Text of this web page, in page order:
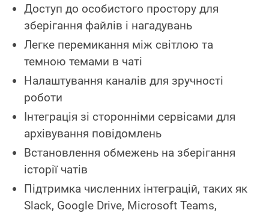
Доступ до особистого простору для
зберігання файлів і нагадувань
Легке перемикання між світлою та
темною темами в чаті
Налаштування каналів для зручності
роботи
Інтеграція зі сторонніми сервісами для
архівування повідомлень
Встановлення обмежень на зберігання
історії чатів
Підтримка численних інтеграцій, таких як
Slack, Google Drive, Microsoft Teams,